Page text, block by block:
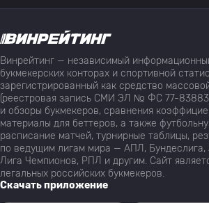
Винрейтинг — независимый
букмекерских конторах и спортивной
зарегистрированный как средство
(реестровая запись СМИ ЭЛ № ФС 77-
и обзоры букмекеров, сравнения
материалы для беттеров, а также
расписание матчей, турнирные таблицы,
по ведущим лигам мира — АПЛ, Бундеслига,
Лига Чемпионов, РПЛ и другим. Сайт
легальных российских букмекеров.
Скачать приложение